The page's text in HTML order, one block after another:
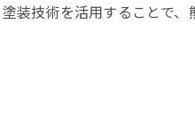
装技術を活用することで、